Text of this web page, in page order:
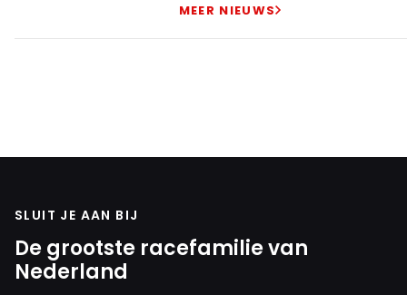
MEER NIEUWS
SLUIT JE AAN BIJ
De grootste racefamilie van
Nederland